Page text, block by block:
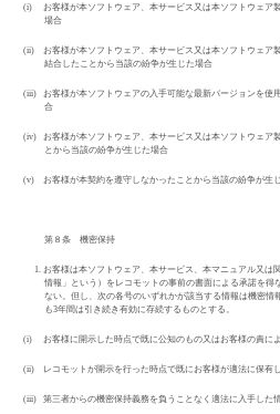
(i)
お客様が本ソフトウェア、本サービス又は本ソフトウェア
場合
(ii)
お客様が本ソフトウェア、本サービス又は本ソフトウェア
結合したことから当該の紛争が生じた場合
(iii)
お客様が本ソフトウェアの入手可能な最新バージョンを使
合
(iv)
お客様が本ソフトウェア、本サービス又は本ソフトウェア
とから当該の紛争が生じた場合
(v) お客様が本契約を遵守しなかったことから当該の紛争が生
第８条 機密保持
1. お客様は本ソフトウェア、本サービス、本マニュアル又は
情報」という）をレコモットの事前の書面による承諾を得
ない。但し、次の各号のいずれかが該当する情報は機密情
も3年間は引き続き有効に存続するものとする。
(i) お客様に開示した時点で既に公知のもの又はお客様の責に
(ii) レコモットが開示を行った時点で既にお客様が適法に保有
(iii) 第三者からの機密保持義務を負うことなく適法に入手した